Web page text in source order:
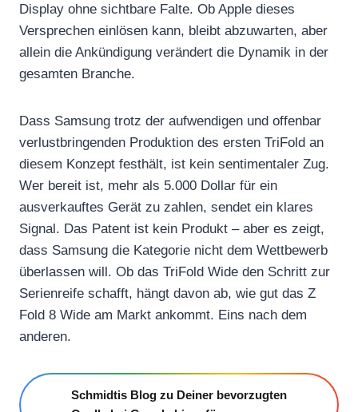
Display ohne sichtbare Falte. Ob Apple dieses
Versprechen einlösen kann, bleibt abzuwarten, aber
allein die Ankündigung verändert die Dynamik in der
gesamten Branche.
Dass Samsung trotz der aufwendigen und offenbar
verlustbringenden Produktion des ersten TriFold an
diesem Konzept festhält, ist kein sentimentaler Zug.
Wer bereit ist, mehr als 5.000 Dollar für ein
ausverkauftes Gerät zu zahlen, sendet ein klares
Signal. Das Patent ist kein Produkt – aber es zeigt,
dass Samsung die Kategorie nicht dem Wettbewerb
überlassen will. Ob das TriFold Wide den Schritt zur
Serienreife schafft, hängt davon ab, wie gut das Z
Fold 8 Wide am Markt ankommt. Eins nach dem
anderen.
Schmidtis Blog zu Deiner bevorzugten